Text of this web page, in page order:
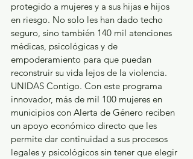
protegido a mujeres y a sus hijas e hijos
en riesgo. No solo les han dado techo
seguro, sino también 140 mil atenciones
médicas, psicológicas y de
empoderamiento para que puedan
reconstruir su vida lejos de la violencia.
UNIDAS Contigo. Con este programa
innovador, más de mil 100 mujeres en
municipios con Alerta de Género reciben
un apoyo económico directo que les
permite dar continuidad a sus procesos
legales y psicológicos sin tener que elegir